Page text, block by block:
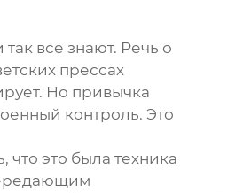
все знают. Речь о
прессах
Но привычка
контроль. Это
это была техника